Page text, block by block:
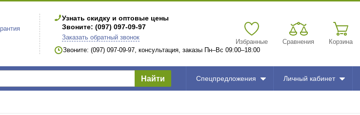
Узнать скидку и оптовые цены
Звоните: (097) 097-09-97
Заказать обратный звонок
Звоните: (097) 097-09-97, консультация, заказы Пн–Вс 09:00–18:00
Избранные Сравнения Корзина
Найти Спецпредложения Личный кабинет